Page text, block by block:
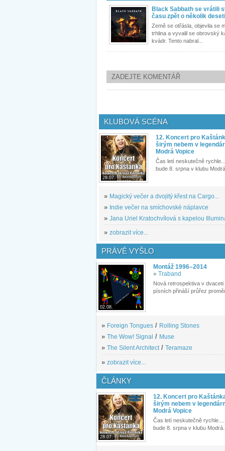
Black Sabbath se vrátili
času zpět o několik
Země se otřásla, objevila se
trhlina a vyvalil se obrovský
kvádr. Tento nabral...
ZADEJTE KOMENTÁŘ
KLUBOVÁ SCÉNA
28.07.
12. Koncert pro
širým nebem v
Modrá Vopice
Čas letí neskutečně
bude 8. srpna v klubu
» Magický večer a dvojitý křest na Cargo...
» Indie večer na smíchovské náplavce
» Jana Uriel Kratochvílová s kapelou
» zobrazit více...
PRÁVĚ VYŠLO
02.08.
Montáž 1996–2014
» Traband
Nová retrospektiva v dvaceti
písních přináší průřez
» Foreign Tongues / Rolling Stones
» The Wow! Signal / Muse
» The Silent Architect/ Teramaze
» zobrazit více...
ČLÁNKY
28.07.
12. Koncert pro
širým nebem v
Modrá Vopice
Čas letí neskutečně
bude 8. srpna v klubu Modrá...